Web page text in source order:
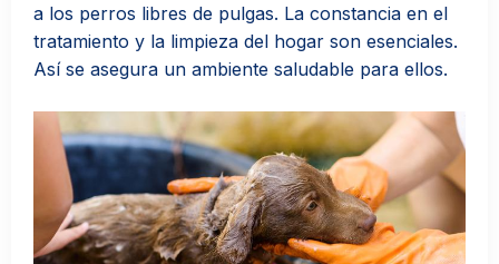
a los perros libres de pulgas. La constancia en el
tratamiento y la limpieza del hogar son esenciales.
Así se asegura un ambiente saludable para ellos.